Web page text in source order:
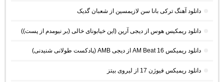
دانلود آهنگ ترکی بانا سن لازیمسین از شعبان گدیک
دانلود ریمکیس هوس از دیجی آرین (این خیابونای خالی (بر نیومدم از پست))
دانلود ریمیکس AM Beat 16 از دیجی AMB (پادکست طولانی شنیدنی)
دانلود ریمیکس فیوژن 17 از لیروی بیتز